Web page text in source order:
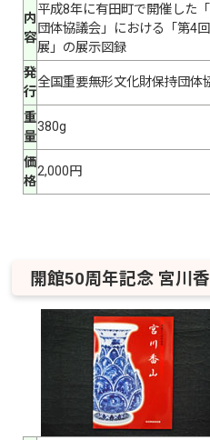
内
容
平成8年に有田町で開催した
団体協議会」における「第4
展」の展示図録
発
行
全国重要無形文化財保持団体
重
量
380g
価
格
2,000円
開館50周年記念 宮川